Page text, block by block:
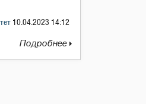
10.04.2023 14:12
Подробнее